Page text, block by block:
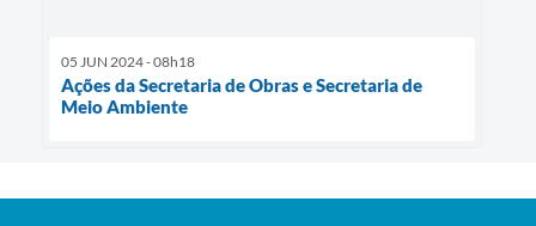
05 JUN 2024 - 08h18
Ações da Secretaria de Obras e Secretaria de
Meio Ambiente